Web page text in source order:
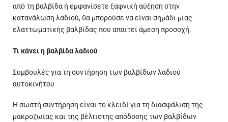
από τη βαλβίδα ή εμφανίσετε ξαφνική αύξηση στην
κατανάλωση λαδιού, θα μπορούσε να είναι σημάδι μιας
ελαττωματικής βαλβίδας που απαιτεί άμεση προσοχή.
Τι κάνει η βαλβίδα λαδιού
Συμβουλές για τη συντήρηση των βαλβίδων λαδιού
αυτοκινήτου
Η σωστή συντήρηση είναι το κλειδί για τη διασφάλιση της
μακροζωίας και της βέλτιστης απόδοσης των βαλβίδων